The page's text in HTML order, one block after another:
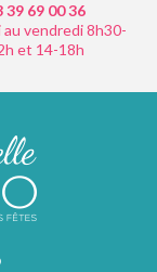
39 69 0036
au vendredi 8h30-
et 14-18h